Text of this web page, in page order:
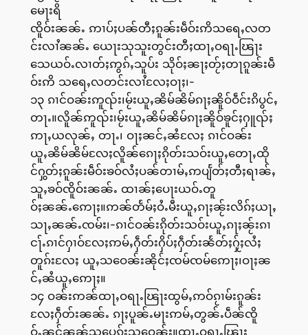
မေႃးရိ
ၸိူဝ်းၼၼ်ႉ ဢၢပ်ႈပၼ်တီႈၵူၼ်းမဵဝ်းဢိသရေႇလတ
င်းလၢႆၼၼ်ႉ ယေႃးသုသူးတွင်းတီႈထႃႇဝရႃႉၽြႃး
သေယဝ်ႉလၢတ်ႈဢွၵ်ႇသူပ်း သိုဝ်ႈၼႃႈတႂ်ႈတႃၵူၼ်းမဵ
ဝ်းဢိ သရေႇလတင်းလၢႆလႄႈဝႃႈ၊-
၁၃ ၵၢင်ဝၼ်းဢူၺ်း၊မႂ်းယူႇၼိမ်ၼိမ်ၵႃႈၼိူဝ်ဝဵင်းၵိပွင်ႇ
တႃႉ။လိူၼ်ဢူၺ်း၊မႂ်းယူႇၼိမ်ၼိမ်ၵႃႈၼိူဝ်ၶူင်ႈႁူၺ်ႈ
ဢႃႇယလုၼ်ႇ တႃႉ၊ ဝႃႈၼင်ႇၼႆလႄႈ ၵၢင်ဝၼ်း
ယူႇၼိမ်ၼိမ်လႄႈလိူၼ်ၵေႃႈၵိုတ်းသဝ်းယူႇတေႃႇထို
င်ႁွတ်ႈၵူၼ်းမဵဝ်းၶဝ်လႆႈပၼ်တၢမ်ႇဢပျႅတ်ႈတီႈရၢၼ်ႇ
သူႇၶဝ်ၸိူဝ်းၼၼ်ႉ ထၢၼ်ႈပေႃးယဝ်ႉတူ
ဝ်ႈၼၼ်ႉဢေႃႈ။ဢၼ်တႅမ်ႈဝႆႉမီးယူႇၵႃႈၼႂ်းလိၵ်ႈယႃႇ
သႃႇၼၼ်ႉၸမ်း၊-ၵၢင်ဝၼ်းၵိုတ်းသဝ်းယူႇၵႃႈၼႂ်းၵၢ
ငႃ်ႉၵၢင်ႁၢဝ်လႄႈဢမ်ႇႁဵတ်းႁိပ်ႈႁဵတ်းၼႅတ်ႈႁႂ်ႈလႆႈ
တူၵ်းလႄႈ ယူႇသဝေၼ်းၼိုင်ႈၸမ်ၸမ်ဢေႃႈ၊ဝႃႈၼ
င်ႇၼႆယူႇဢေႃႈ။
၁၄ ဝၼ်းဢၼ်ထႃႇဝရႃႉၽြႃးထွမ်ႇဢဝ်ၵႂၢမ်းၵူၼ်း
လႄႈႁဵတ်းၼၼ်ႉ ၵႃႈပူၼ်ႉမႃးဢမ်ႇတွၼ်ႉပဵၼ်ၸိူ
ဝ်ႉၼင်ၼၼ်သပွေၵ်ႈသဝေၼ်း။ထႃႇဝရႃႉၽြႃး